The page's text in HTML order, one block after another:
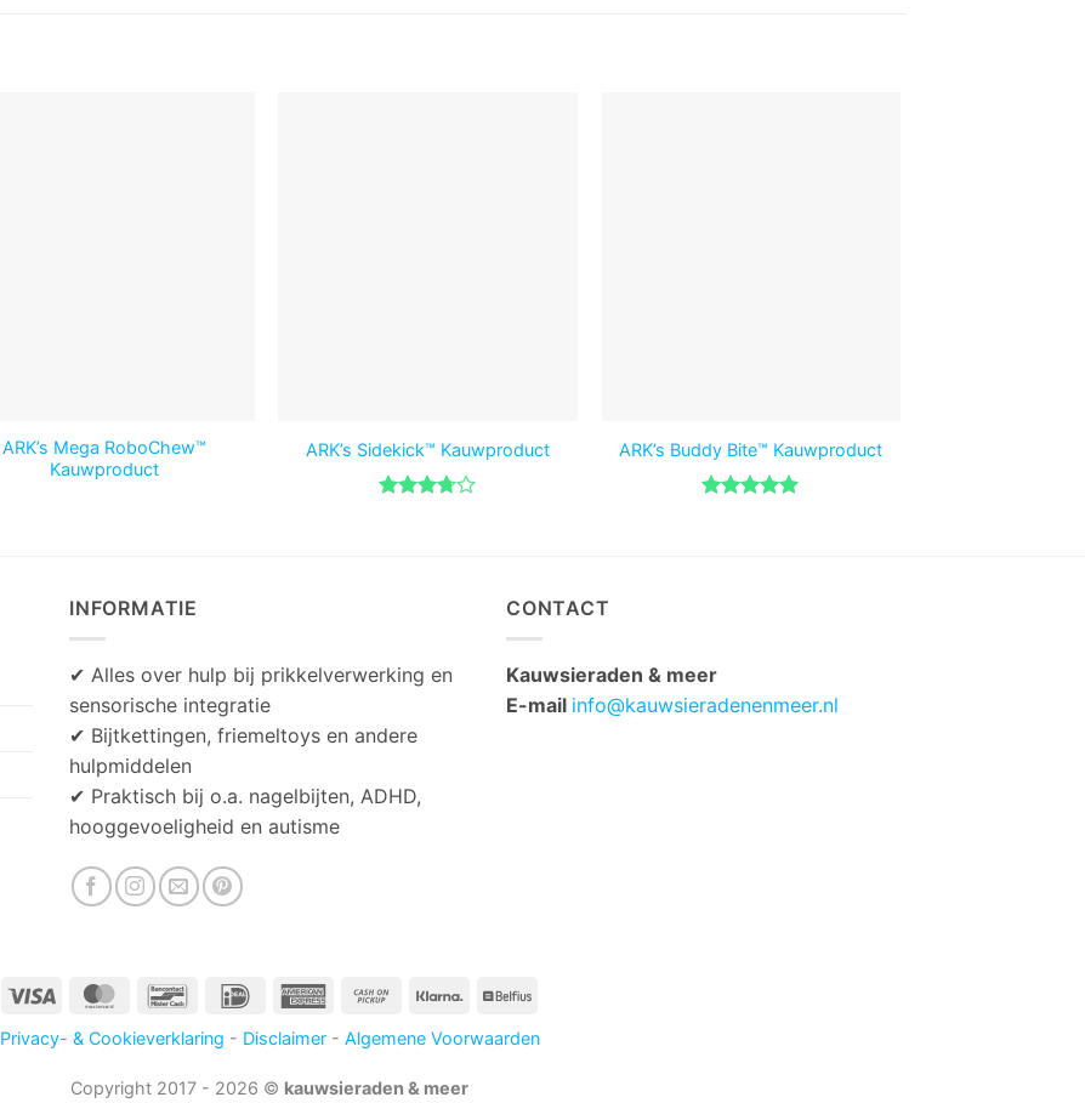
ARK’s Mega RoboChew™
Kauwproduct
ARK’s Sidekick™ Kauwproduct ARK’s Buddy Bite™ Kauwproduct
INFORMATIE
✔ Alles over hulp bij prikkelverwerking en
sensorische integratie
✔ Bijtkettingen, friemeltoys en andere
hulpmiddelen
✔ Praktisch bij o.a. nagelbijten, ADHD,
hooggevoeligheid en autisme
CONTACT
Kauwsieraden & meer
E-mail info@kauwsieradenenmeer.nl
Visa MasterCardBancontactIDeal
American Cash
Pickup
Klarna Belfius
Privacy- & Cookieverklaring - Disclaimer- Algemene Voorwaarden
Copyright 2017 - 2026 © kauwsieraden & meer